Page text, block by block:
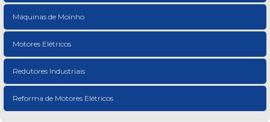
Máquinas de Moinho
Motores Elétricos
Redutores Industriais
Reforma de Motores Elétricos